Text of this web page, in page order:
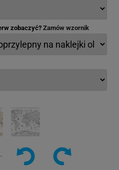
zobaczyć? Zamów wzornik